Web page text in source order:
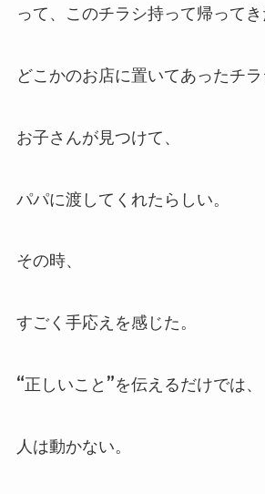
って、このチラシ持って帰ってき
どこかのお店に置いてあったチラ
お子さんが見つけて、
パパに渡してくれたらしい。
その時、
すごく手応えを感じた。
“正しいこと”を伝えるだけでは、
人は動かない。